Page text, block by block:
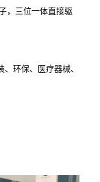
，三位一体直接驱
环保、医疗器械、